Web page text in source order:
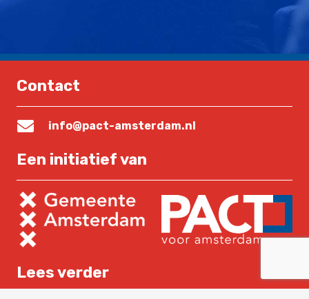
Contact
info@pact-amsterdam.nl
Een initiatief van
Lees verder